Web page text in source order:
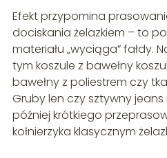
Efekt przypomina
dociskania żelazkiem – to
materiału „wyciąga” fałdy.
tym koszule z bawełny
bawełny z poliestrem czy
Gruby len czy sztywny
później krótkiego
kołnierzyka klasycznym